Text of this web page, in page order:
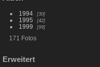
1994 30
1995 42
1999 99
171 Fotos
Erweitert